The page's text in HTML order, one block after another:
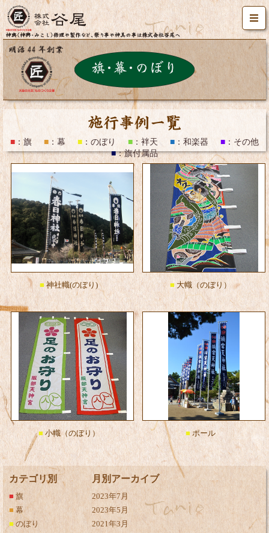
■ ：旗 ■ ： 幕 ■ ： のぼり ■ ： 袢天 ■ ： 和楽器 ■ ： その他
■：旗付属品
■神社幟(のぼり) ■大幟（のぼり）
■小幟（のぼり） ■ポール
カテゴリ別
■ 旗
■ 幕
■ のぼり
月別アーカイブ
2023年7月
2023年5月
2021年3月